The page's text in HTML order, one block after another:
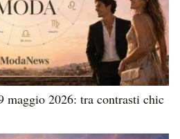
maggio 2026: tra contrasti chic